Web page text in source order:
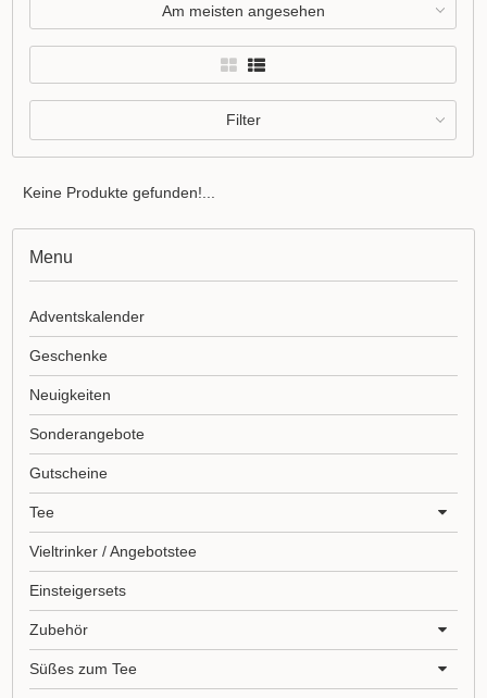
Am meisten angesehen
Filter
Keine Produkte gefunden!...
Menu
Adventskalender
Geschenke
Neuigkeiten
Sonderangebote
Gutscheine
Tee
Vieltrinker / Angebotstee
Einsteigersets
Zubehör
Süßes zum Tee